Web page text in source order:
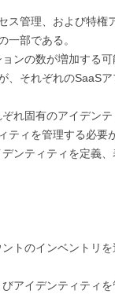
ス管理、および特権
一部である。
ンの数が増加する可
、それぞれのSaaS
れ固有のアイデンテ
ィを管理する必要
ンティティを定義
トのインベントリ
アイデンティティ